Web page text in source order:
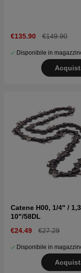
€135.90 €149.90
Disponibile in
Catene H00, 1/4" /
10"/58DL
€24.49
€27.29
Disponibile in